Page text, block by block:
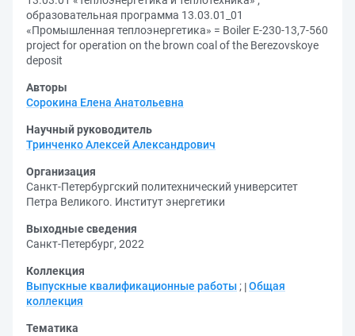
образовательная программа 13.03.01_01
«Промышленная теплоэнергетика» = Boiler E-230-13,7-560
project for operation on the brown coal of the Berezovskoye
deposit
Авторы
Сорокина Елена Анатольевна
Научный руководитель
Тринченко Алексей Александрович
Организация
Санкт-Петербургский политехнический университет
Петра Великого. Институт энергетики
Выходные сведения
Санкт-Петербург, 2022
Коллекция
Выпускные квалификационные работы ; Общая
коллекция
Тематика